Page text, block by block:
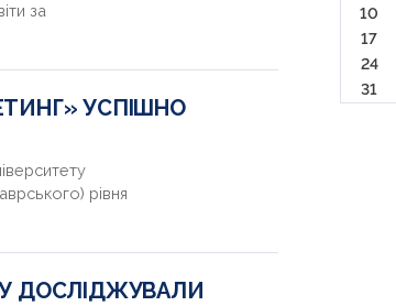
за
УСПІШНО
рівня
ДОСЛІДЖУВАЛИ
10
17
24
31